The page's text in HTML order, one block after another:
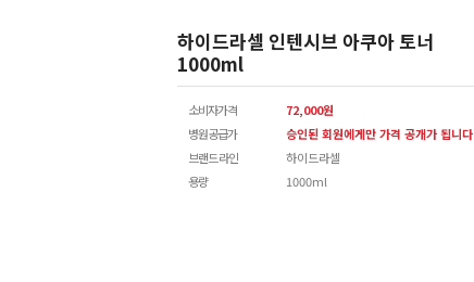
하이드라셀 인텐시브 아쿠아 토너
1000ml
소비자가격
72,000원
병원공급가
승인된 회원에게만 가격 공개가 됩니다
브랜드 라인
하이드라셀
용량
1000ml